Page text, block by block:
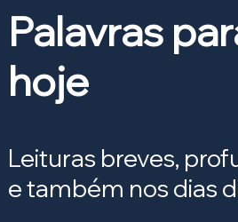
Palavras
hoje
Leituras breves,
e também nos dias